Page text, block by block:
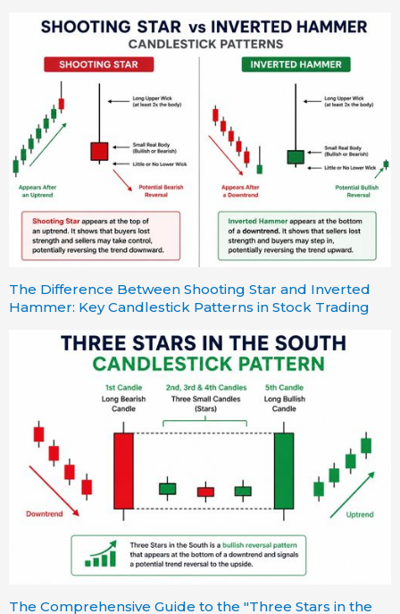
The Difference Between Shooting Star and Inverted
Hammer: Key Candlestick Patterns in Stock Trading
The Comprehensive Guide to the "Three Stars in the